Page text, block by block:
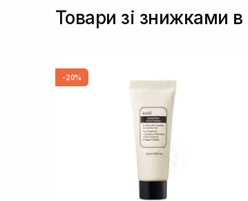
Товари зі знижками в
-20%